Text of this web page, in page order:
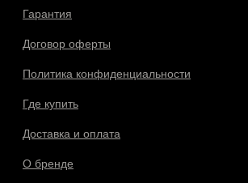
Гарантия
Договор оферты
Политика конфиденциальности
Где купить
Доставка и оплата
О бренде